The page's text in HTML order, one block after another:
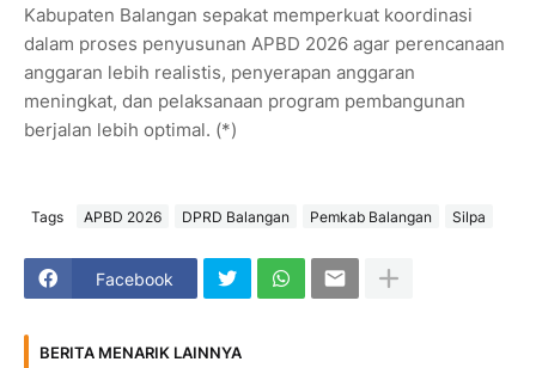
Kabupaten Balangan sepakat memperkuat koordinasi
dalam proses penyusunan APBD 2026 agar perencanaan
anggaran lebih realistis, penyerapan anggaran
meningkat, dan pelaksanaan program pembangunan
berjalan lebih optimal. (*)
Tags APBD 2026 DPRD Balangan Pemkab Balangan Silpa
Facebook
BERITA MENARIK LAINNYA